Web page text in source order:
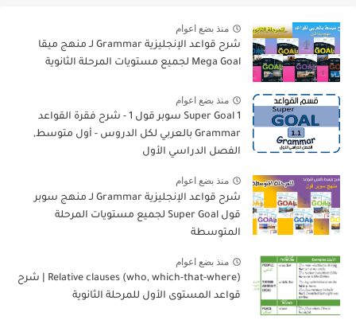
منذ بضع اعوام
شرح قواعد الإنجليزية Grammar لـ منهج ميقا
Mega Goal لجميع مستويات المرحلة الثانوية
منذ بضع اعوام
Super Goal 1 سوبر قول 1 - شرح فقرة القواعد
Grammar بالعربي لكل الدروس - أول متوسط,
الفصل الدراسي الأول
منذ بضع اعوام
شرح قواعد الإنجليزية Grammar لـ منهج سوبر
قول Super Goal لجميع مستويات المرحلة
المتوسطة
منذ بضع اعوام
Relative clauses (who, which-that-where) | شرح
قواعد المستوى الأول للمرحلة الثانوية